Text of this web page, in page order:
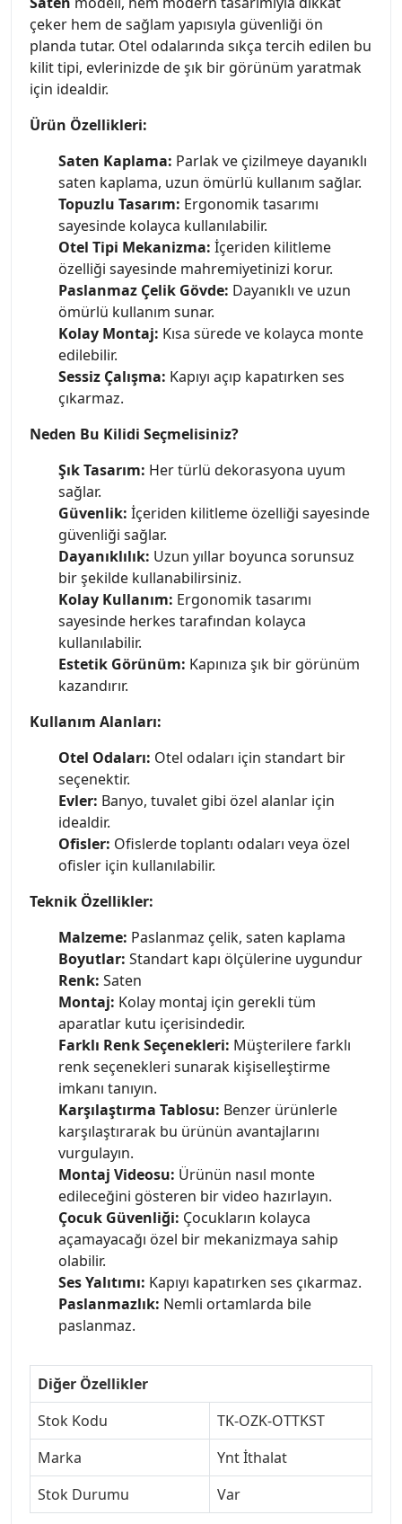
çeker hem de sağlam yapısıyla güvenliği ön
planda tutar. Otel odalarında sıkça tercih edilen bu
kilit tipi, evlerinizde de şık bir görünüm yaratmak
için idealdir.
Ürün Özellikleri:
Saten Kaplama: Parlak ve çizilmeye dayanıklı
saten kaplama, uzun ömürlü kullanım sağlar.
Topuzlu Tasarım: Ergonomik tasarımı
sayesinde kolayca kullanılabilir.
Otel Tipi Mekanizma: İçeriden kilitleme
özelliği sayesinde mahremiyetinizi korur.
Paslanmaz Çelik Gövde: Dayanıklı ve uzun
ömürlü kullanım sunar.
Kolay Montaj: Kısa sürede ve kolayca monte
edilebilir.
Sessiz Çalışma: Kapıyı açıp kapatırken ses
çıkarmaz.
Neden Bu Kilidi Seçmelisiniz?
Şık Tasarım: Her türlü dekorasyona uyum
sağlar.
Güvenlik: İçeriden kilitleme özelliği sayesinde
güvenliği sağlar.
Dayanıklılık: Uzun yıllar boyunca sorunsuz
bir şekilde kullanabilirsiniz.
Kolay Kullanım: Ergonomik tasarımı
sayesinde herkes tarafından kolayca
kullanılabilir.
Estetik Görünüm: Kapınıza şık bir görünüm
kazandırır.
Kullanım Alanları:
Otel Odaları: Otel odaları için standart bir
seçenektir.
Evler: Banyo, tuvalet gibi özel alanlar için
idealdir.
Ofisler: Ofislerde toplantı odaları veya özel
ofisler için kullanılabilir.
Teknik Özellikler:
Malzeme: Paslanmaz çelik, saten kaplama
Boyutlar: Standart kapı ölçülerine uygundur
Renk: Saten
Montaj: Kolay montaj için gerekli tüm
aparatlar kutu içerisindedir.
Farklı Renk Seçenekleri: Müşterilere farklı
renk seçenekleri sunarak kişiselleştirme
imkanı tanıyın.
Karşılaştırma Tablosu: Benzer ürünlerle
karşılaştırarak bu ürünün avantajlarını
vurgulayın.
Montaj Videosu: Ürünün nasıl monte
edileceğini gösteren bir video hazırlayın.
Çocuk Güvenliği: Çocukların kolayca
açamayacağı özel bir mekanizmaya sahip
olabilir.
Ses Yalıtımı: Kapıyı kapatırken ses çıkarmaz.
Paslanmazlık: Nemli ortamlarda bile
paslanmaz.
Diğer Özellikler
Stok Kodu
TK-OZK-OTTKST
Marka
Ynt İthalat
Stok Durumu
Var